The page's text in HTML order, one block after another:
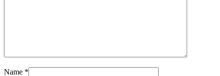
Name *